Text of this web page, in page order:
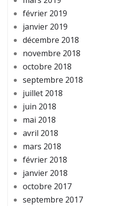
février 2019
janvier 2019
décembre 2018
novembre 2018
octobre 2018
septembre 2018
juillet 2018
juin 2018
mai 2018
avril 2018
mars 2018
février 2018
janvier 2018
octobre 2017
septembre 2017